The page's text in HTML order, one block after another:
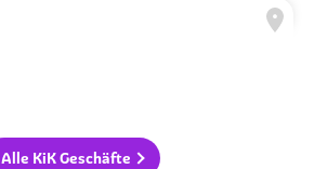
Alle KiK Geschäfte